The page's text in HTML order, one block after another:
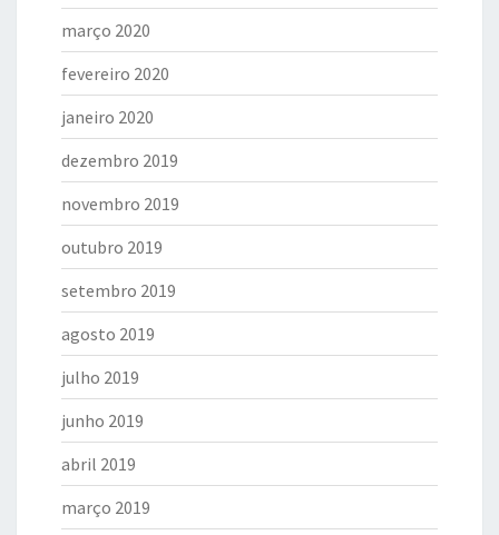
março 2020
fevereiro 2020
janeiro 2020
dezembro 2019
novembro 2019
outubro 2019
setembro 2019
agosto 2019
julho 2019
junho 2019
abril 2019
março 2019